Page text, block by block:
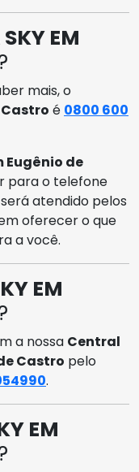
EM
mais, o
Castro é 0800 600
Eugênio de
para o telefone
atendido pelos
oferecer o que
a você.
EM
a nossa Central
Castro pelo
.
EM